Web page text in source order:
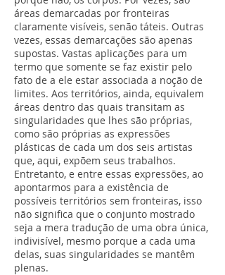
áreas demarcadas por fronteiras
claramente visíveis, senão táteis. Outras
vezes, essas demarcações são apenas
supostas. Vastas aplicações para um
termo que somente se faz existir pelo
fato de a ele estar associada a noção de
limites. Aos territórios, ainda, equivalem
áreas dentro das quais transitam as
singularidades que lhes são próprias,
como são próprias as expressões
plásticas de cada um dos seis artistas
que, aqui, expõem seus trabalhos.
Entretanto, e entre essas expressões, ao
apontarmos para a existência de
possíveis territórios sem fronteiras, isso
não significa que o conjunto mostrado
seja a mera tradução de uma obra única,
indivisível, mesmo porque a cada uma
delas, suas singularidades se mantêm
plenas.